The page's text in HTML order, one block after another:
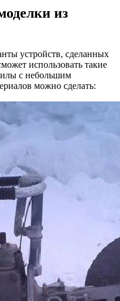
из
устройств, сделанных
использовать такие
с небольшим
можно сделать: